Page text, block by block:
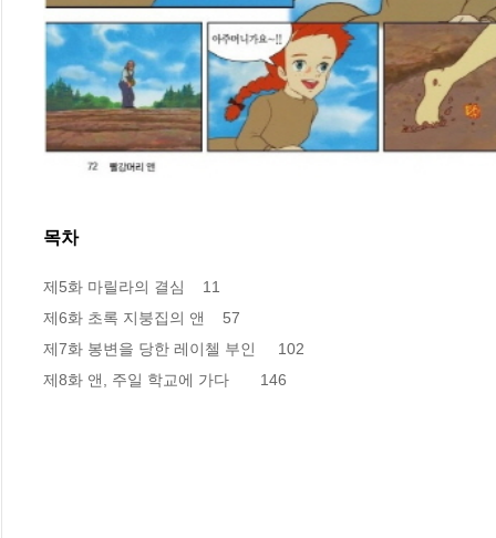
목차
제5화 마릴라의 결심    11
제6화 초록 지붕집의 앤    57
제7화 봉변을 당한 레이첼 부인     102
제8화 앤, 주일 학교에 가다       146